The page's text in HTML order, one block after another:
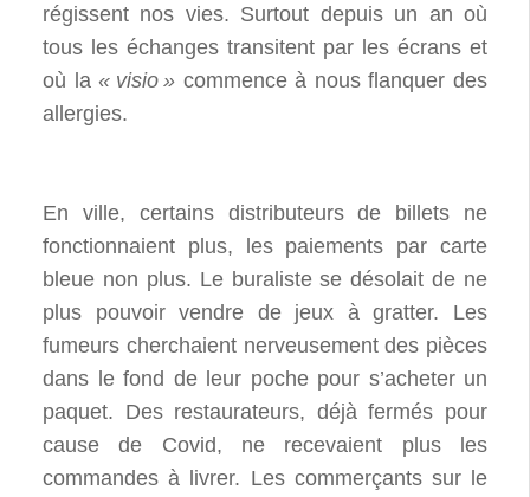
régissent nos vies. Surtout depuis un an où
tous les échanges transitent par les écrans et
où la« visio » commence à nous flanquer des
allergies.
En ville, certains distributeurs de billets ne
fonctionnaient plus, les paiements par carte
bleue non plus. Le buraliste se désolait de ne
plus pouvoir vendre de jeux à gratter. Les
fumeurs cherchaient nerveusement des pièces
dans le fond de leur poche pour s’acheter un
paquet. Des restaurateurs, déjà fermés pour
cause de Covid, ne recevaient plus les
commandes à livrer. Les commerçants sur le